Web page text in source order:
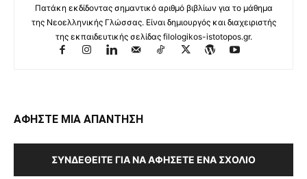
Πατάκη εκδίδοντας σημαντικό αριθμό βιβλίων για το μάθημα
της Νεοελληνικής Γλώσσας. Είναι δημιουργός και διαχειριστής
της εκπαιδευτικής σελίδας filologikos-istotopos.gr.
ΑΦΗΣΤΕ ΜΙΑ ΑΠΑΝΤΗΣΗ
ΣΥΝΔΕΘΕΊΤΕ ΓΙΑ ΝΑ ΑΦΉΣΕΤΕ ΈΝΑ ΣΧΌΛΙΟ